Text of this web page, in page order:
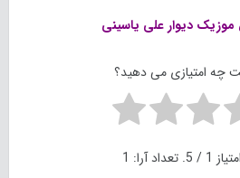
دیوارعلی یاسینی
چه امتیازی می دهید؟
1 / 5. تعداد آرا: 1